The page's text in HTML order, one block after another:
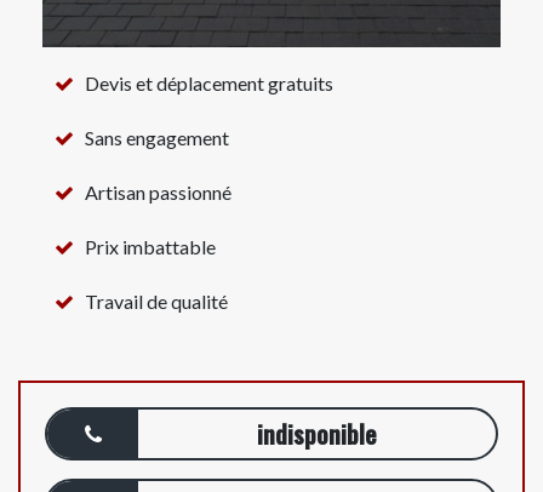
Devis et déplacement gratuits
Sans engagement
Artisan passionné
Prix imbattable
Travail de qualité
indisponible